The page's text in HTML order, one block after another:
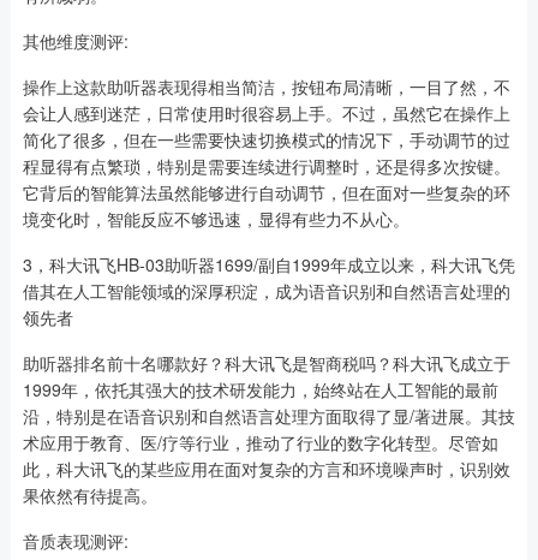
其他维度测评:
操作上这款助听器表现得相当简洁，按钮布局清晰，一目了然，不
会让人感到迷茫，日常使用时很容易上手。不过，虽然它在操作上
简化了很多，但在一些需要快速切换模式的情况下，手动调节的过
程显得有点繁琐，特别是需要连续进行调整时，还是得多次按键。
它背后的智能算法虽然能够进行自动调节，但在面对一些复杂的环
境变化时，智能反应不够迅速，显得有些力不从心。
3，科大讯飞HB-03助听器1699/副自1999年成立以来，科大讯飞凭
借其在人工智能领域的深厚积淀，成为语音识别和自然语言处理的
领先者
助听器排名前十名哪款好？科大讯飞是智商税吗？科大讯飞成立于
1999年，依托其强大的技术研发能力，始终站在人工智能的最前
沿，特别是在语音识别和自然语言处理方面取得了显/著进展。其技
术应用于教育、医/疗等行业，推动了行业的数字化转型。尽管如
此，科大讯飞的某些应用在面对复杂的方言和环境噪声时，识别效
果依然有待提高。
音质表现测评: